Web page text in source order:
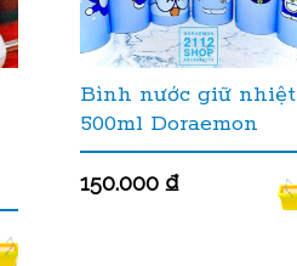
Bình nước giữ nhiệt
500ml Doraemon
150.000₫